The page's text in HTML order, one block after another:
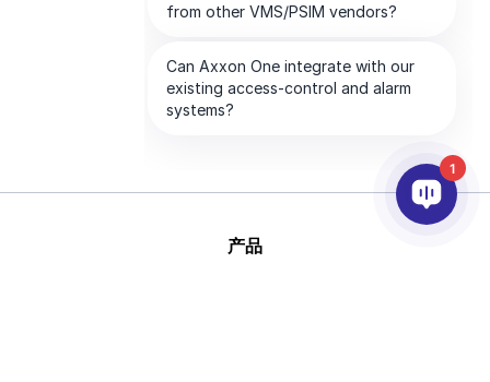
产品
1